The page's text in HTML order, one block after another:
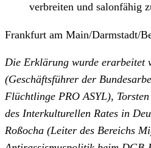
verbreiten und salonfähig
Frankfurt am Main/Darmstadt/
Die Erklärung wurde erarbeitet
(Geschäftsführer der
Flüchtlinge PRO ASYL),
des Interkulturellen Rates in
Roßocha (Leiter des Bereichs